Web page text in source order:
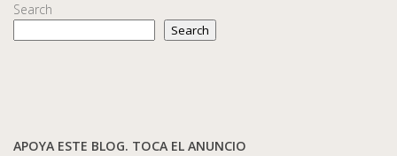
Search
Search
APOYA ESTE BLOG. TOCA EL ANUNCIO